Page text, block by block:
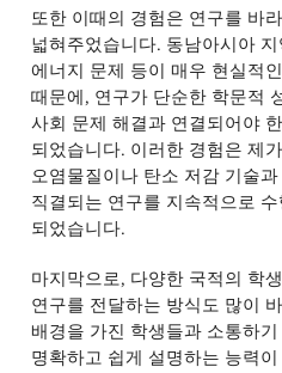
또한 이때의 경험은 연구를 바
넓혀주었습니다. 동남아시아
에너지 문제 등이 매우 현실적
때문에 , 연구가 단순한 학문적
사회 문제 해결과 연결되어야
되었습니다. 이러한 경험은 제
오염물질이나 탄소 저감 기술과
직결되는 연구를 지속적으로
되었습니다.
마지막으로, 다양한 국적의 학
연구를 전달하는 방식도 많이
배경을 가진 학생들과 소통하
명확하고 쉽게 설명하는 능력이